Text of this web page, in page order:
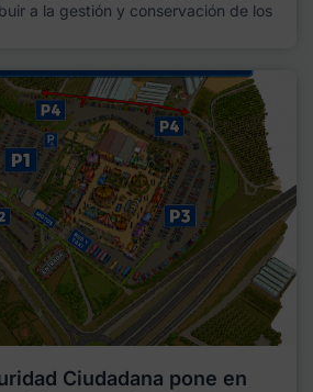
a la gestión y conservación de los
Ciudadana pone en